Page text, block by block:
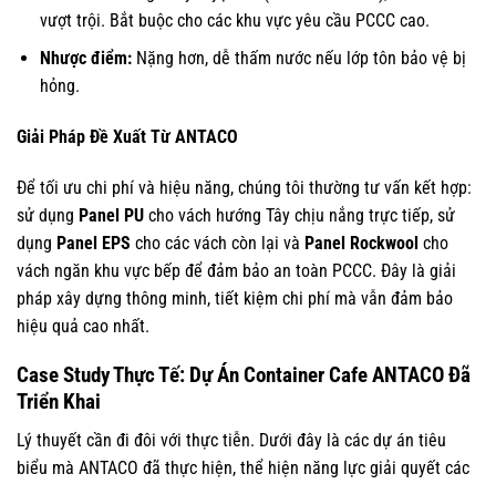
vượt trội. Bắt buộc cho các khu vực yêu cầu PCCC cao.
Nhược điểm:Nặng hơn, dễ thấm nước nếu lớp tôn bảo vệ bị
hỏng.
Giải Pháp Đề Xuất Từ ANTACO
Để tối ưu chi phí và hiệu năng, chúng tôi thường tư vấn kết hợp:
sử dụng Panel PU cho vách hướng Tây chịu nắng trực tiếp, sử
dụng Panel EPS cho các vách còn lại và Panel Rockwool cho
vách ngăn khu vực bếp để đảm bảo an toàn PCCC. Đây là giải
pháp xây dựng thông minh, tiết kiệm chi phí mà vẫn đảm bảo
hiệu quả cao nhất.
Case Study Thực Tế: Dự Án Container Cafe ANTACO Đã
Triển Khai
Lý thuyết cần đi đôi với thực tiễn. Dưới đây là các dự án tiêu
biểu mà ANTACO đã thực hiện, thể hiện năng lực giải quyết các